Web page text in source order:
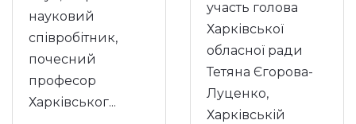
науковий
співробітник,
почесний
професор
Харківськог...
участь голова
Харківської
обласної ради
Тетяна Єгорова-
Луценко,
Харківській